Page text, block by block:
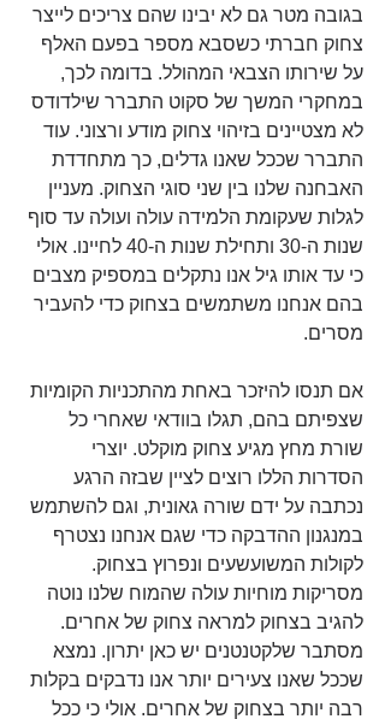
בגובה מטר גם לא יבינו שהם צריכים לייצר
צחוק חברתי כשסבא מספר בפעם האלף
על שירותו הצבאי המהולל. בדומה לכך,
במחקרי המשך של סקוט התברר שילדודס
לא מצטיינים בזיהוי צחוק מודע ורצוני. עוד
התברר שככל שאנו גדלים, כך מתחדדת
האבחנה שלנו בין שני סוגי הצחוק. מעניין
לגלות שעקומת הלמידה עולה ועולה עד סוף
שנות ה-30 ותחילת שנות ה-40 לחיינו. אולי
כי עד אותו גיל אנו נתקלים במספיק מצבים
בהם אנחנו משתמשים בצחוק כדי להעביר
מסרים.
אם תנסו להיזכר באחת מהתכניות הקומיות
שצפיתם בהם, תגלו בוודאי שאחרי כל
שורת מחץ מגיע צחוק מוקלט. יוצרי
הסדרות הללו רוצים לציין שבזה הרגע
נכתבה על ידם שורה גאונית, וגם להשתמש
במנגנון ההדבקה כדי שגם אנחנו נצטרף
לקולות המשועשעים ונפרוץ בצחוק.
מסריקות מוחיות עולה שהמוח שלנו נוטה
להגיב בצחוק למראה צחוק של אחרים.
מסתבר שלקטנטנים יש כאן יתרון. נמצא
שככל שאנו צעירים יותר אנו נדבקים בקלות
רבה יותר בצחוק של אחרים. אולי כי ככל